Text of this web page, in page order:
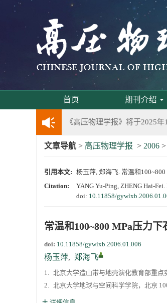
首页 期刊介绍
《高压物理学报》第三届青年
第五届高压科学卓越青年学者评选
2024年度《高压物理学报》
2024年上海光源同步辐射大压
《高压物理学报》将于2025
动载下材料物性机器学习与高
《高压物理学报》第二届青年编委
《高压物理学报》2023年度
第十四届全国爆炸力学学术会议 第
第二十一届中国高压科学学术
通知
《高压物理学报》第三届青年
文章导航 > 高压物理学报 > 2006 >
引用本文: 杨玉萍, 郑海飞. 常温和
Citation:
YANG Yu-Ping, ZHENG Hai-Fei.
doi: 10.11858/
常温和100~800 MPa压力
doi: 10.11858/gywlxb.2006.01.006
杨玉萍, 郑海飞
1. 北京大学造山带与地壳演化教育部重点
2. 北京大学地球与空间科学学院，北京